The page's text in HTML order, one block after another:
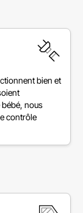
bien et
nous
contrôle